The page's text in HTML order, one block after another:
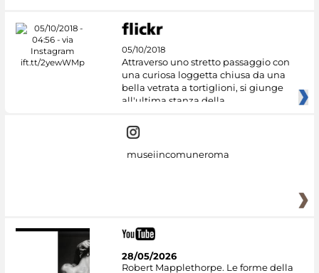
05/10/2018
Attraverso uno stretto passaggio con
una curiosa loggetta chiusa da una
bella vetrata a tortiglioni, si giunge
all'ultima stanza della
museiincomuneroma
28/05/2026
Robert Mapplethorpe. Le forme della